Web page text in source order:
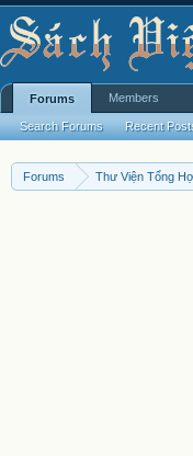
Forums Thư Viện Tổng
Forums
Search Forums Recent
Members